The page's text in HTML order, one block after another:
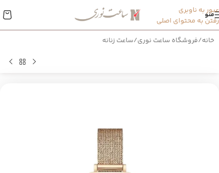
عبور به ناوبری
رفتن به محتوای اصلی
منو
خانه/فروشگاه ساعت نوری/ساعت زنانه